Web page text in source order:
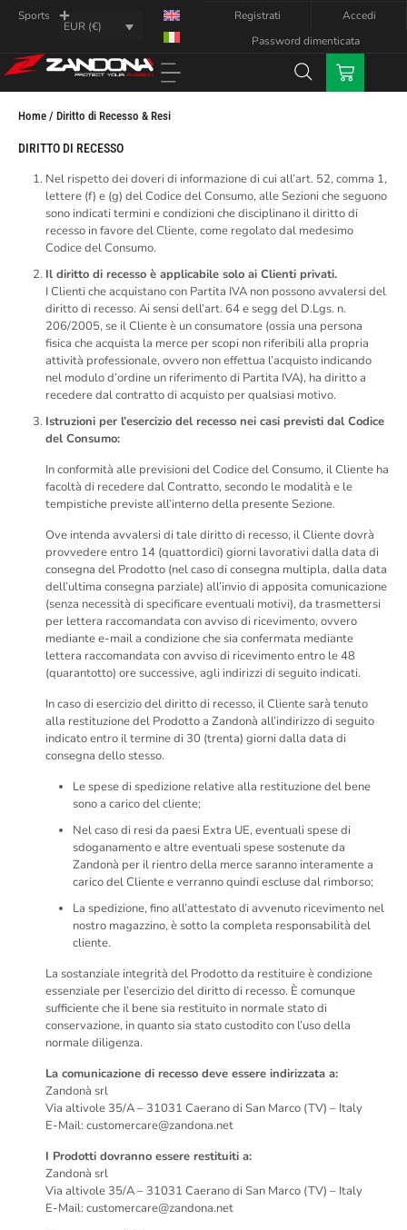
Sports
EUR (€)
Registrati
Accedi
Password dimenticata
Home / Diritto di Recesso & Resi
DIRITTO DI RECESSO
Nel rispetto dei doveri di informazione di cui all’art. 52, comma 1,
lettere (f) e (g) del Codice del Consumo, alle Sezioni che seguono
sono indicati termini e condizioni che disciplinano il diritto di
recesso in favore del Cliente, come regolato dal medesimo
Codice del Consumo.
Il diritto di recesso è applicabile solo ai Clienti privati.
I Clienti che acquistano con Partita IVA non possono avvalersi del
diritto di recesso. Ai sensi dell’art. 64 e segg del D.Lgs. n.
206/2005, se il Cliente è un consumatore (ossia una persona
fisica che acquista la merce per scopi non riferibili alla propria
attività professionale, ovvero non effettua l’acquisto indicando
nel modulo d’ordine un riferimento di Partita IVA), ha diritto a
recedere dal contratto di acquisto per qualsiasi motivo.
Istruzioni per l’esercizio del recesso nei casi previsti dal Codice
del Consumo:
In conformità alle previsioni del Codice del Consumo, il Cliente ha
facoltà di recedere dal Contratto, secondo le modalità e le
tempistiche previste all’interno della presente Sezione.
Ove intenda avvalersi di tale diritto di recesso, il Cliente dovrà
provvedere entro 14 (quattordici) giorni lavorativi dalla data di
consegna del Prodotto (nel caso di consegna multipla, dalla data
dell’ultima consegna parziale) all’invio di apposita comunicazione
(senza necessità di specificare eventuali motivi), da trasmettersi
per lettera raccomandata con avviso di ricevimento, ovvero
mediante e-mail a condizione che sia confermata mediante
lettera raccomandata con avviso di ricevimento entro le 48
(quarantotto) ore successive, agli indirizzi di seguito indicati.
In caso di esercizio del diritto di recesso, il Cliente sarà tenuto
alla restituzione del Prodotto a Zandonà all’indirizzo di seguito
indicato entro il termine di 30 (trenta) giorni dalla data di
consegna dello stesso.
Le spese di spedizione relative alla restituzione del bene
sono a carico del cliente;
Nel caso di resi da paesi Extra UE, eventuali spese di
sdoganamento e altre eventuali spese sostenute da
Zandonà per il rientro della merce saranno interamente a
carico del Cliente e verranno quindi escluse dal rimborso;
La spedizione, fino all’attestato di avvenuto ricevimento nel
nostro magazzino, è sotto la completa responsabilità del
cliente.
La sostanziale integrità del Prodotto da restituire è condizione
essenziale per l’esercizio del diritto di recesso. È comunque
sufficiente che il bene sia restituito in normale stato di
conservazione, in quanto sia stato custodito con l’uso della
normale diligenza.
La comunicazione di recesso deve essere indirizzata a:
Zandonà srl
Via altivole 35/A – 31031 Caerano di San Marco (TV) – Italy
E-Mail: customercare@zandona.net
I Prodotti dovranno essere restituiti a:
Zandonà srl
Via altivole 35/A – 31031 Caerano di San Marco (TV) – Italy
E-Mail: customercare@zandona.net